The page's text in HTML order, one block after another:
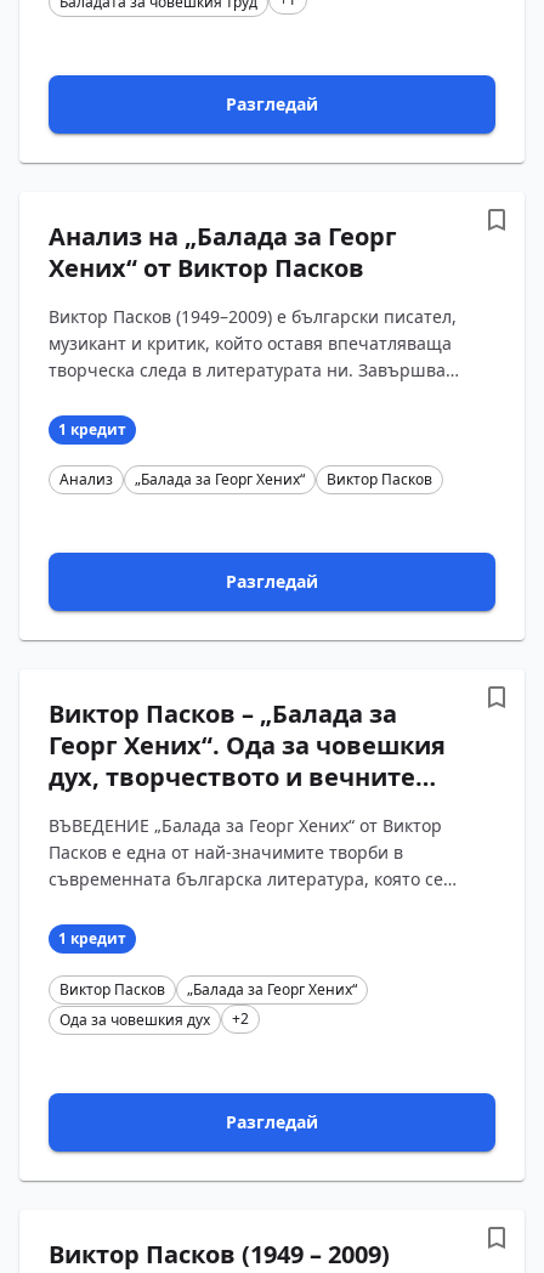
Разгледай
Анализ на „Балада за Георг
Хених“ от Виктор Пасков
Виктор Пасков (1949–2009) е български писател,
музикант и критик, който оставя впечатляваща
творческа следа в литературата ни. Завършва
(специалност „Оперн...
1 кредит
Анализ „Балада за Георг Хених“ Виктор Пасков
Разгледай
Виктор Пасков – „Балада за
Георг Хених“. Ода за човешкия
дух, творчеството и вечните
ВЪВЕДЕНИЕ „Балада за Георг Хених“ от Виктор
Пасков е една от най-значимите творби в
съвременната българска литература, която се
хуманистично пос...
1 кредит
Виктор Пасков
„Балада за Георг Хених“
Ода за човешкия дух
+2
Разгледай
Виктор Пасков (1949 – 2009)